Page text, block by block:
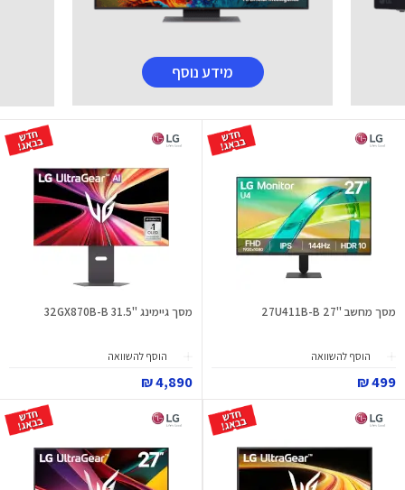
מידע נוסף
מסך מחשב "27 27U411B-B
הוסף להשוואה
499 ₪
מסך גיימינג "31.5 32GX870B-B
הוסף להשוואה
4,890 ₪